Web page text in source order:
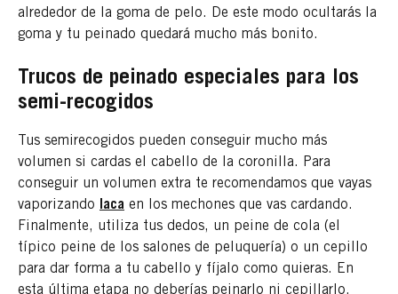
alrededor de la goma de pelo. De este modo ocultarás la
goma y tu peinado quedará mucho más bonito.
Trucos de peinado especiales para los
semi-recogidos
Tus semirecogidos pueden conseguir mucho más
volumen si cardas el cabello de la coronilla. Para
conseguir un volumen extra te recomendamos que vayas
vaporizando
laca en los mechones que vas cardando.
Finalmente, utiliza tus dedos, un peine de cola (el
típico peine de los salones de peluquería) o un cepillo
para dar forma a tu cabello y fíjalo como quieras. En
esta última etapa no deberías peinarlo ni cepillarlo.